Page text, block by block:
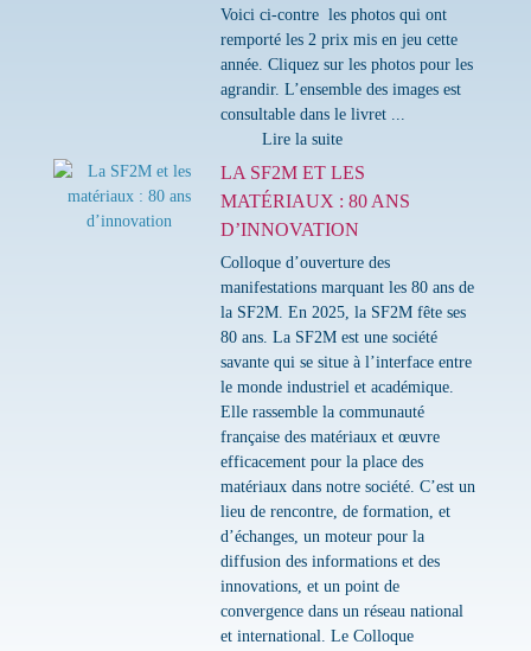
Voici ci-contre les photos qui ont
remporté les 2 prix mis en jeu cette
année. Cliquez sur les photos pour les
agrandir. L’ensemble des images est
consultable dans le livret ...
Lire la suite
LA SF2M ET LES
MATÉRIAUX : 80 ANS
D’INNOVATION
Colloque d’ouverture des
manifestations marquant les 80 ans de
la SF2M. En 2025, la SF2M fête ses
80 ans. La SF2M est une société
savante qui se situe à l’interface entre
le monde industriel et académique.
Elle rassemble la communauté
française des matériaux et œuvre
efficacement pour la place des
matériaux dans notre société. C’est un
lieu de rencontre, de formation, et
d’échanges, un moteur pour la
diffusion des informations et des
innovations, et un point de
convergence dans un réseau national
et international. Le Colloque